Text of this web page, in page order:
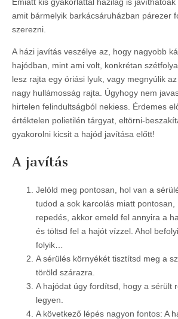
amit bármelyik barkácsáruházban párezer
szerezni.
A házi javítás veszélye az, hogy nagyobb
hajódban, mint ami volt, konkrétan
lesz rajta egy óriási lyuk, vagy megnyúlik
nagy hullámosság rajta. Úgyhogy nem
hirtelen felindultságból nekiess. Érdemes
értéktelen polietilén tárgyat, eltörni-
gyakorolni kicsit a hajód javítása előtt!
A javítás
Jelöld meg pontosan, hol van a
tudod a sok karcolás miatt pontosan,
repedés, akkor emeld fel annyira a
és töltsd fel a hajót vízzel. Ahol
folyik…
A sérülés környékét tisztítsd meg a
töröld szárazra.
A hajódat úgy fordítsd, hogy a sérült
legyen.
A következő lépés nagyon fontos: A